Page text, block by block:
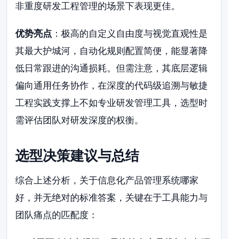
非重度研发工程管理的场景下表现更佳。
优势亮点 ：极高的自定义自由度与视觉直观性是
其最大护城河，自动化规则配置简便，能显著降
低日常跟进的沟通损耗。但需注意，其底层逻辑
偏向通用任务协作，在深度的代码级追溯与敏捷
工程实践支撑上不如专业研发管理工具，选型时
需评估团队对研发深度的权衡。
选型决策建议与总结
综合上述分析，关于信息化产品管理系统哪家
好，并无绝对的标准答案，关键在于工具能力与
团队痛点的匹配度：